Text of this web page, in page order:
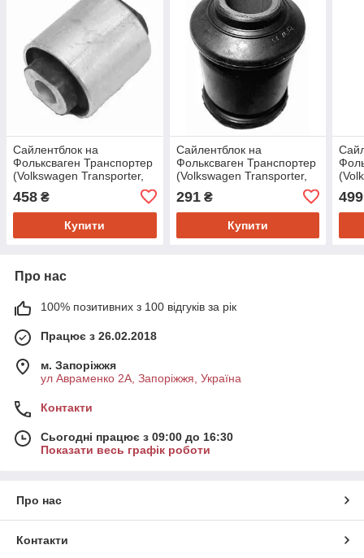
Сайлентблок на
Фольксваген Транспортер
(Volkswagen Transporter,
Transporter T4) Lemforder
1455503
458 ₴
Купити
Сайлентблок на
Фольксваген Транспортер
(Volkswagen Transporter,
Transporter T4) Lemforder
1455601
291₴
Купити
499
Про нас
100% позитивних з 100 відгуків за рік
Працює з 26.02.2018
м. Запоріжжя
ул Авраменко 2А, Запоріжжя, Україна
Контакти
Сьогодні працює з 09:00 до 16:30
Показати весь графік роботи
Про нас
Контакти